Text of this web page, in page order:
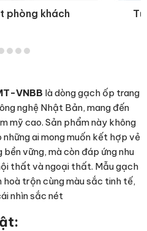
phòng khách
VNBB là dòng gạch ốp trang
nghệ Nhật Bản, mang đến
mỹ cao. Sản phẩm này không
ai mong muốn kết hợp vẻ
vững, mà còn đáp ứng nhu
thất và ngoại thất. Mẫu gạch
trộn cùng màu sắc tinh tế,
nhìn sắc nét